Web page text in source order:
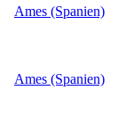
Ames (Spanien)
Ames (Spanien)